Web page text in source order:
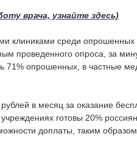
врача, узнайте здесь)
клиниками среди
проведенного опроса, за
71% опрошенных, в частные
в месяц за оказание
учреждениях готовы 20%
доплаты, таким